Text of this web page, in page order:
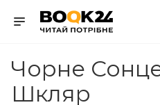
Чорне
Шкляр